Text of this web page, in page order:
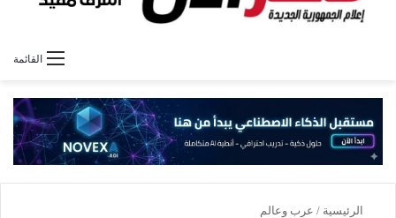
القائمة
الرئيسية / عرب وعالم